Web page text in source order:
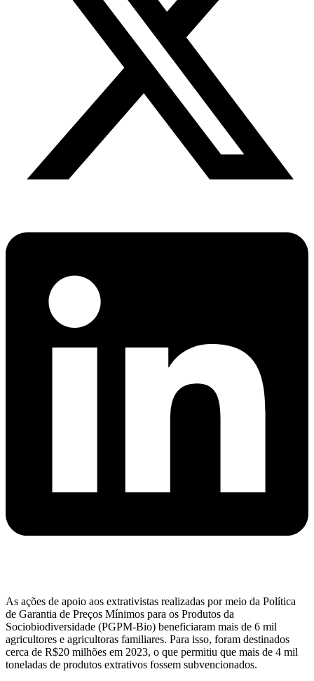
As ações de apoio aos extrativistas realizadas por meio da Política
de Garantia de Preços Mínimos para os Produtos da
Sociobiodiversidade (PGPM-Bio) beneficiaram mais de 6 mil
agricultores e agricultoras familiares. Para isso, foram destinados
cerca de R$20 milhões em 2023, o que permitiu que mais de 4 mil
toneladas de produtos extrativos fossem subvencionados.